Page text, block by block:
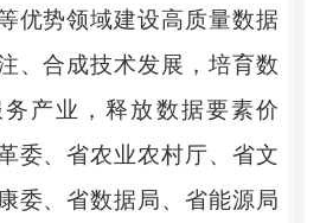
优势领域建设高质量数据
、合成技术发展，培育数
产业，释放数据要素价
委、省农业农村厅、省文
委、省数据局、省能源局